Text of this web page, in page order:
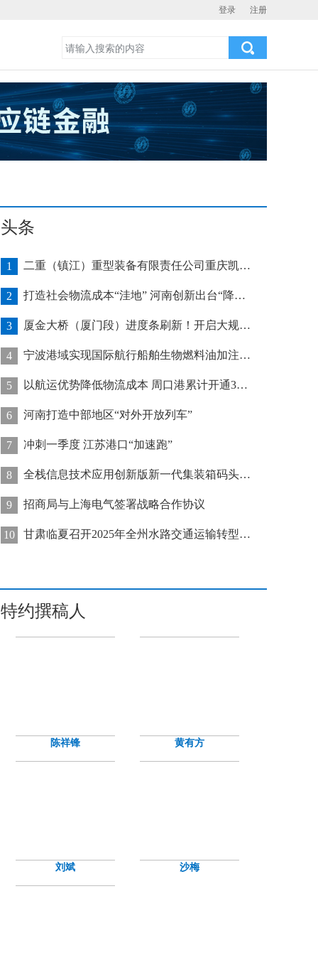
登录 注册
头条
1 二重（镇江）重型装备有限责任公司重庆凯瑞项目发运助力海上风电产业发展
2 打造社会物流成本“洼地” 河南创新出台“降本16条”
3 厦金大桥（厦门段）进度条刷新！开启大规模桥梁装配化施工新阶段
4 宁波港域实现国际航行船舶生物燃料油加注“零突破”
5 以航运优势降低物流成本 周口港累计开通32条集装箱航线
6 河南打造中部地区“对外开放列车”
7 冲刺一季度 江苏港口“加速跑”
8 全栈信息技术应用创新版新一代集装箱码头管控系统在天津港上线运行
9 招商局与上海电气签署战略合作协议
10 甘肃临夏召开2025年全州水路交通运输转型发展推进会
特约撰稿人
陈祥锋 黄有方
刘斌 沙梅